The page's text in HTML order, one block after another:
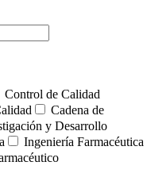
Control de Calidad
Cadena de
y Desarrollo
Ingeniería Farmacéutica